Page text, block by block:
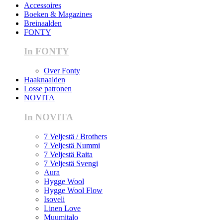
Accessoires
Boeken & Magazines
Breinaalden
FONTY
In FONTY
Over Fonty
Haaknaalden
Losse patronen
NOVITA
In NOVITA
7 Veljestä / Brothers
7 Veljestä Nummi
7 Veljestä Raita
7 Veljestä Svengi
Aura
Hygge Wool
Hygge Wool Flow
Isoveli
Linen Love
Muumitalo